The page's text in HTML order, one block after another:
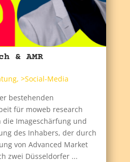
& AMR
,>Social-Media
bestehenden
für moweb research
Imageschärfung und
des Inhabers, der durch
von Advanced Market
zwei Düsseldorfer ...